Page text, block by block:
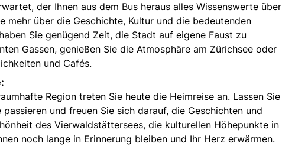
der Ihnen aus dem Bus heraus alles Wissenswerte über
mehr über die Geschichte, Kultur und die bedeutenden
Sie genügend Zeit, die Stadt auf eigene Faust zu
Gassen, genießen Sie die Atmosphäre am Zürichsee oder
und Cafés.
Region treten Sie heute die Heimreise an. Lassen Sie
und freuen Sie sich darauf, die Geschichten und
des Vierwaldstättersees, die kulturellen Höhepunkte in
noch lange in Erinnerung bleiben und Ihr Herz erwärmen.